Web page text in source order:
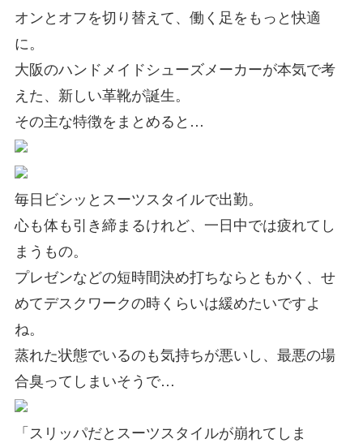
オンとオフを切り替えて、働く足をもっと快適
に。
大阪のハンドメイドシューズメーカーが本気で考
えた、新しい革靴が誕生。
その主な特徴をまとめると…
毎日ビシッとスーツスタイルで出勤。
心も体も引き締まるけれど、一日中では疲れてし
まうもの。
プレゼンなどの短時間決め打ちならともかく、せ
めてデスクワークの時くらいは緩めたいですよ
ね。
蒸れた状態でいるのも気持ちが悪いし、最悪の場
合臭ってしまいそうで…
「スリッパだとスーツスタイルが崩れてしま